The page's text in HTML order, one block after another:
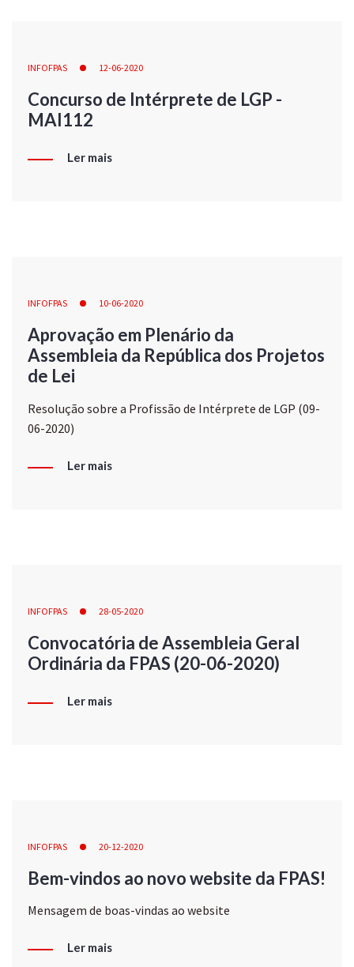
INFOFPAS 12-06-2020
Concurso de Intérprete de LGP -
MAI112
Ler mais
INFOFPAS 10-06-2020
Aprovação em Plenário da
Assembleia da República dos Projetos
de Lei
Resolução sobre a Profissão de Intérprete de LGP (09-
06-2020)
Ler mais
INFOFPAS 28-05-2020
Convocatória de Assembleia Geral
Ordinária da FPAS (20-06-2020)
Ler mais
INFOFPAS 20-12-2020
Bem-vindos ao novo website da FPAS!
Mensagem de boas-vindas ao website
Ler mais